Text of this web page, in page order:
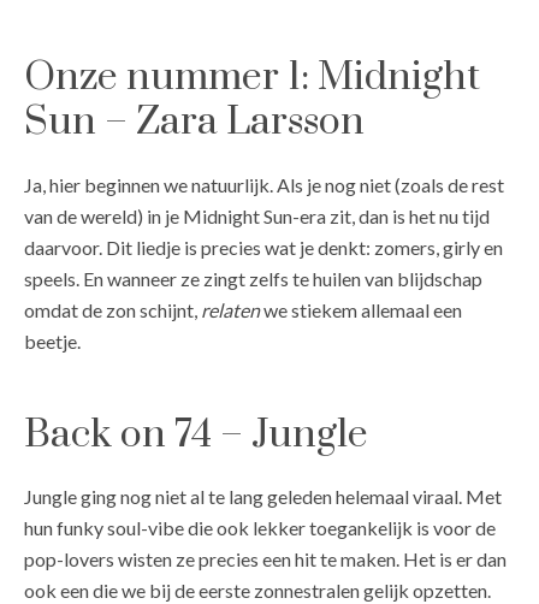
Onze nummer 1: Midnight
Sun – Zara Larsson
Ja, hier beginnen we natuurlijk. Als je nog niet (zoals de rest
van de wereld) in je Midnight Sun-era zit, dan is het nu tijd
daarvoor. Dit liedje is precies wat je denkt: zomers, girly en
speels. En wanneer ze zingt zelfs te huilen van blijdschap
omdat de zon schijnt, relatenwe stiekem allemaal een
beetje.
Back on 74 – Jungle
Jungle ging nog niet al te lang geleden helemaal viraal. Met
hun funky soul-vibe die ook lekker toegankelijk is voor de
pop-lovers wisten ze precies een hit te maken. Het is er dan
ook een die we bij de eerste zonnestralen gelijk opzetten.